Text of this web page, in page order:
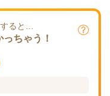
ると…
ちゃう！